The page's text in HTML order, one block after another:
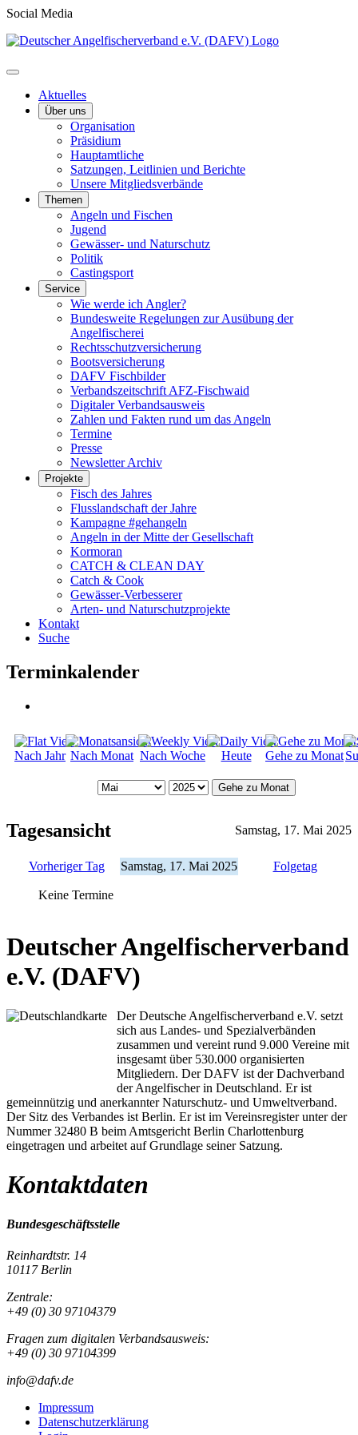
Social Media
Aktuelles
Über uns
Organisation
Präsidium
Hauptamtliche
Satzungen, Leitlinien und Berichte
Unsere Mitgliedsverbände
Themen
Angeln und Fischen
Jugend
Gewässer- und Naturschutz
Politik
Castingsport
Service
Wie werde ich Angler?
Bundesweite Regelungen zur Ausübung der
Angelfischerei
Rechtsschutzversicherung
Bootsversicherung
DAFV Fischbilder
Verbandszeitschrift AFZ-Fischwaid
Digitaler Verbandsausweis
Zahlen und Fakten rund um das Angeln
Termine
Presse
Newsletter Archiv
Projekte
Fisch des Jahres
Flusslandschaft der Jahre
Kampagne #gehangeln
Angeln in der Mitte der Gesellschaft
Kormoran
CATCH & CLEAN DAY
Catch & Cook
Gewässer-Verbesserer
Arten- und Naturschutzprojekte
Kontakt
Suche
Terminkalender
Nach Jahr Nach Monat Nach Woche Heute Gehe zu Monat
Gehe zu Monat
Tagesansicht Samstag, 17. Mai 2025
Vorheriger Tag Samstag, 17. Mai 2025 Folgetag
Keine Termine
Deutscher Angelfischerverband
e.V. (DAFV)
Der Deutsche Angelfischerverband e.V. setzt
sich aus Landes- und Spezialverbänden
zusammen und vereint rund 9.000 Vereine mit
insgesamt über 530.000 organisierten
Mitgliedern. Der DAFV ist der Dachverband
der Angelfischer in Deutschland. Er ist
gemeinnützig und anerkannter Naturschutz- und Umweltverband.
Der Sitz des Verbandes ist Berlin. Er ist im Vereinsregister unter der
Nummer 32480 B beim Amtsgericht Berlin Charlottenburg
eingetragen und arbeitet auf Grundlage seiner Satzung.
Kontaktdaten
Bundesgeschäftsstelle
Reinhardtstr. 14
10117 Berlin
Zentrale:
+49 (0) 30 97104379
Fragen zum digitalen Verbandsausweis:
+49 (0) 30 97104399
info@dafv.de
Impressum
Datenschutzerklärung